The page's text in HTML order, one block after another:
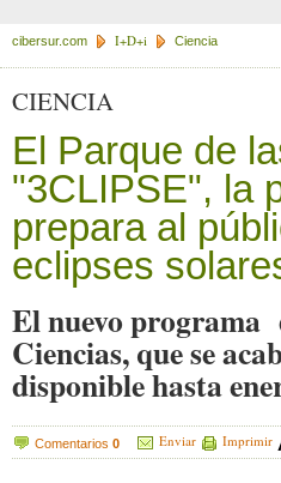
cibersur.com I+D+i Ciencia
CIENCIA
El Parque de
"3CLIPSE", la
prepara al
eclipses
El nuevo programa
Ciencias, que se
disponible hasta
Comentarios 0 Enviar Imprimir